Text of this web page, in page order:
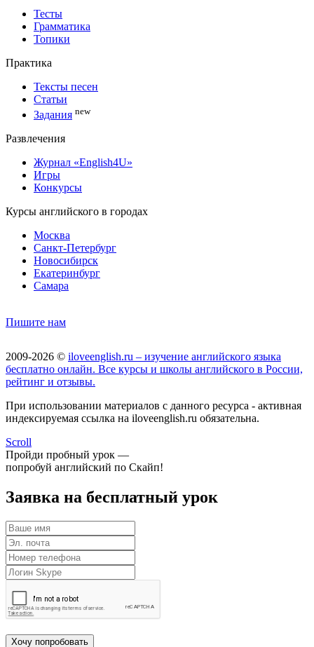
Тесты
Грамматика
Топики
Практика
Тексты песен
Статьи
Задания new
Развлечения
Журнал «English4U»
Игры
Конкурсы
Курсы английского в городах
Москва
Санкт-Петербург
Новосибирск
Екатеринбург
Самара
Пишите нам
2009-2026 © iloveenglish.ru – изучение английского языка
бесплатно онлайн. Все курсы и школы английского в России,
рейтинг и отзывы.
При использовании материалов с данного ресурса - активная
индексируемая ссылка на iloveenglish.ru обязательна.
Scroll
Пройди пробный урок —
попробуй английский по Скайп!
Заявка на бесплатный урок